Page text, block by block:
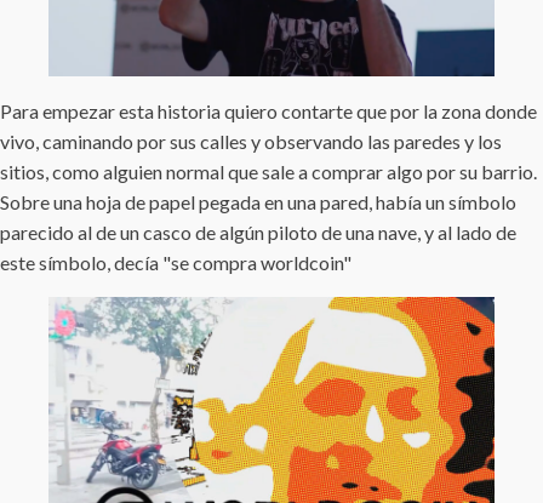
Para empezar esta historia quiero contarte que por la zona donde
vivo, caminando por sus calles y observando las paredes y los
sitios, como alguien normal que sale a comprar algo por su barrio.
Sobre una hoja de papel pegada en una pared, había un símbolo
parecido al de un casco de algún piloto de una nave, y al lado de
este símbolo, decía "se compra worldcoin"